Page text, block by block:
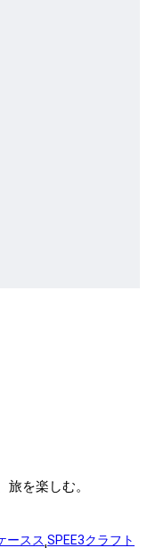
を楽しむ。
ースス SPEE3クラフト